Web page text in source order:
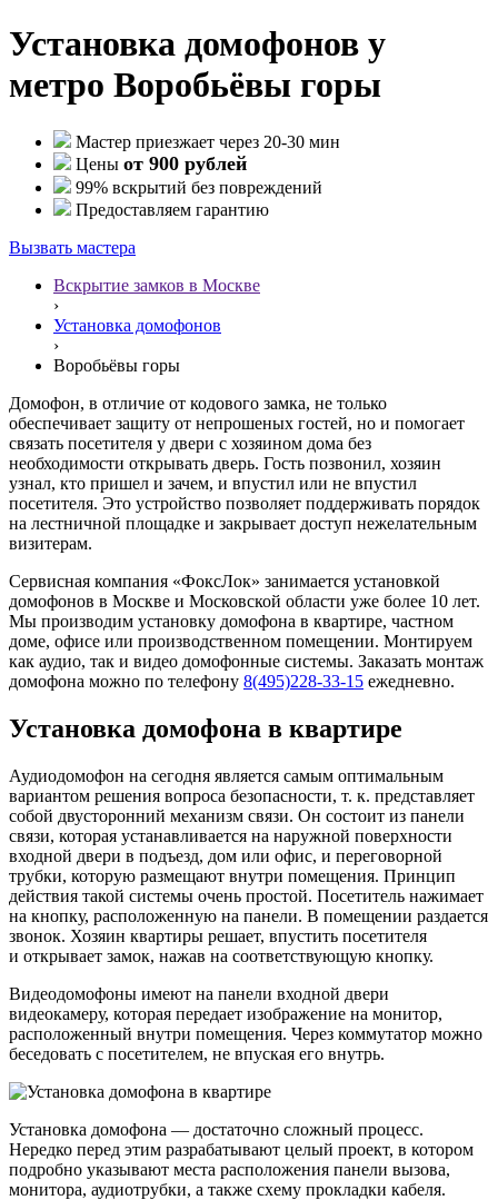
Установка домофонов у
метро Воробьёвы горы
Мастер приезжает через 20-30 мин
Цены от 900 рублей
99% вскрытий без повреждений
Предоставляем гарантию
Вызвать мастера
Вскрытие замков в Москве
›
Установка домофонов
›
Воробьёвы горы
Домофон, в отличие от кодового замка, не только
обеспечивает защиту от непрошеных гостей, но и помогает
связать посетителя у двери с хозяином дома без
необходимости открывать дверь. Гость позвонил, хозяин
узнал, кто пришел и зачем, и впустил или не впустил
посетителя. Это устройство позволяет поддерживать порядок
на лестничной площадке и закрывает доступ нежелательным
визитерам.
Сервисная компания «ФоксЛок» занимается установкой
домофонов в Москве и Московской области уже более 10 лет.
Мы производим установку домофона в квартире, частном
доме, офисе или производственном помещении. Монтируем
как аудио, так и видео домофонные системы. Заказать монтаж
домофона можно по телефону 8(495)228-33-15 ежедневно.
Установка домофона в квартире
Аудиодомофон на сегодня является самым оптимальным
вариантом решения вопроса безопасности, т. к. представляет
собой двусторонний механизм связи. Он состоит из панели
связи, которая устанавливается на наружной поверхности
входной двери в подъезд, дом или офис, и переговорной
трубки, которую размещают внутри помещения. Принцип
действия такой системы очень простой. Посетитель нажимает
на кнопку, расположенную на панели. В помещении раздается
звонок. Хозяин квартиры решает, впустить посетителя
и открывает замок, нажав на соответствующую кнопку.
Видеодомофоны имеют на панели входной двери
видеокамеру, которая передает изображение на монитор,
расположенный внутри помещения. Через коммутатор можно
беседовать с посетителем, не впуская его внутрь.
Установка домофона — достаточно сложный процесс.
Нередко перед этим разрабатывают целый проект, в котором
подробно указывают места расположения панели вызова,
монитора, аудиотрубки, а также схему прокладки кабеля.